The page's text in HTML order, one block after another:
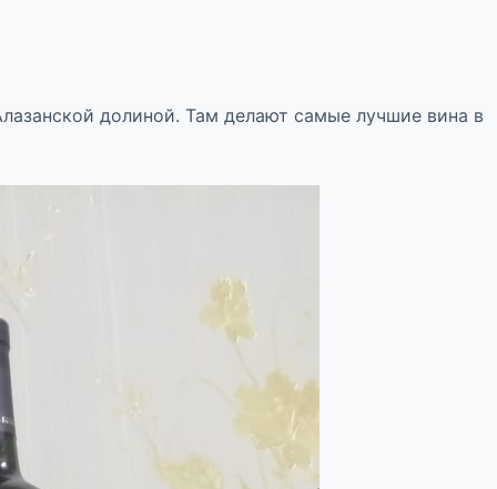
долиной. Там делают самые лучшие вина в